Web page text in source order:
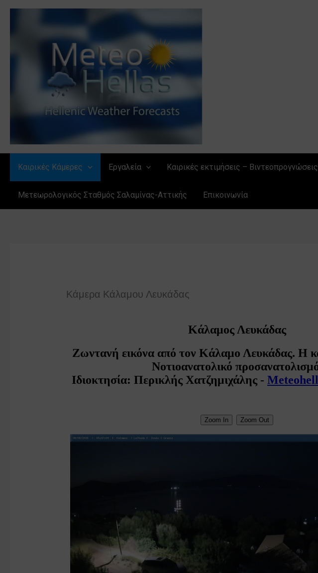
Μετάβαση
Καιρικές Κάμερες Εργαλεία Καιρικές εκτιμήσεις – Βιντεοπρογνώσεις
Μετεωρολογικός Σταθμός Σαλαμίνας-Αττικής Επικοινωνία
Κάμερα Κάλαμου Λευκάδας